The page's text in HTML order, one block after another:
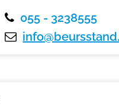
055 - 3238555